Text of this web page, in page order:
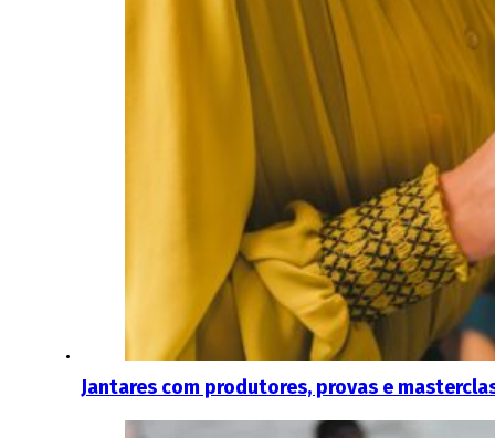
Jantares com produtores, provas e